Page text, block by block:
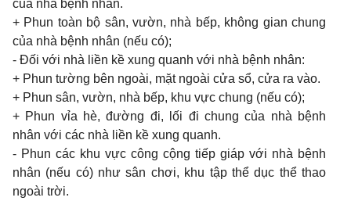
của nhà bệnh nhân.
+ Phun toàn bộ sân, vườn, nhà bếp, không gian chung
của nhà bệnh nhân (nếu có);
- Đối với nhà liền kề xung quanh với nhà bệnh nhân:
+ Phun tường bên ngoài, mặt ngoài cửa sổ, cửa ra vào.
+ Phun sân, vườn, nhà bếp, khu vực chung (nếu có);
+ Phun vỉa hè, đường đi, lối đi chung của nhà bệnh
nhân với các nhà liền kề xung quanh.
- Phun các khu vực công cộng tiếp giáp với nhà bệnh
nhân (nếu có) như sân chơi, khu tập thể dục thể thao
ngoài trời.